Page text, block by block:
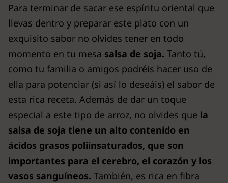
Para terminar de sacar ese espíritu oriental que
llevas dentro y preparar este plato con un
exquisito sabor no olvides tener en todo
momento en tu mesa salsa de soja. Tanto tú,
como tu familia o amigos podréis hacer uso de
ella para potenciar (si así lo deseáis) el sabor de
esta rica receta. Además de dar un toque
especial a este tipo de arroz, no olvides que la
salsa de soja tiene un alto contenido en
ácidos grasos poliinsaturados, que son
importantes para el cerebro, el corazón y los
vasos sanguíneos. También, es rica en fibra